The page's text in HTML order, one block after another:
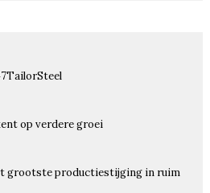
op verdere groei
grootste productiestijging in ruim